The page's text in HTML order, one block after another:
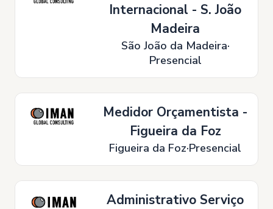
Internacional - S. João
Madeira
São João da Madeira
Presencial
Medidor Orçamentista -
Figueira da Foz
Figueira da Foz Presencial
Administrativo Serviço